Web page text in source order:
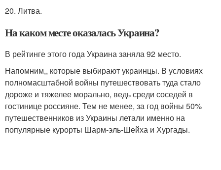
20. Литва.
На каком месте оказалась Украина?
В рейтинге этого года Украина заняла 92 место.
Напомним,, которые выбирают украинцы. В условиях
полномасштабной войны путешествовать туда стало
дороже и тяжелее морально, ведь среди соседей в
гостинице россияне. Тем не менее, за год войны 50%
путешественников из Украины летали именно на
популярные курорты Шарм-эль-Шейха и Хургады.